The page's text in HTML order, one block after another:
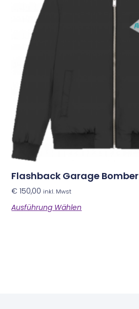
Flashback Garage Bomber
€ 150,00 inkl. Mwst
Ausführung Wählen